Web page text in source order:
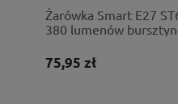
Żarówka Smart E27
380 lumenów
75,95 zł